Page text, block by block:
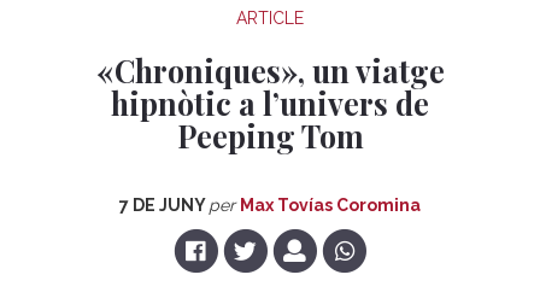
ARTICLE
«Chroniques», un viatge
hipnòtic a l’univers de
Peeping Tom
7 DE JUNYper Max Tovías Coromina